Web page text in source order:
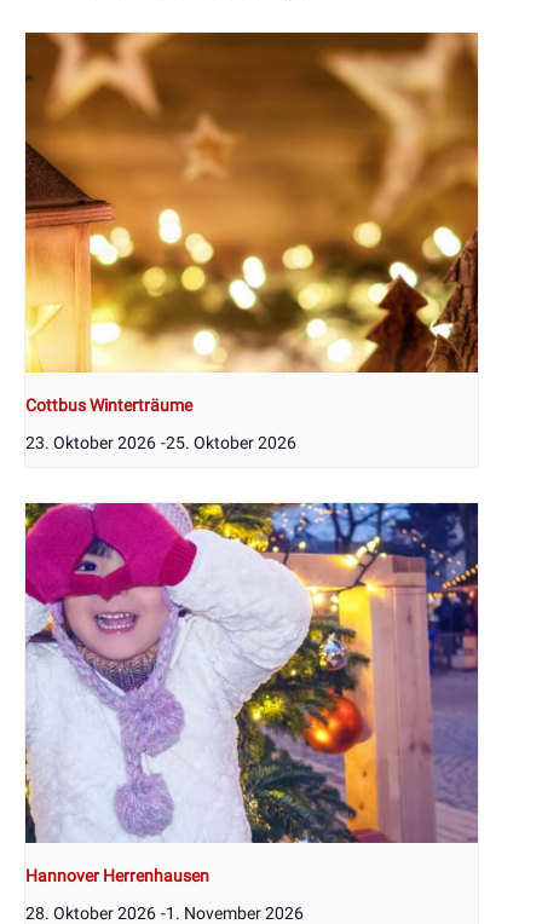
Cottbus Winterträume
23. Oktober 2026 -25. Oktober 2026
Hannover Herrenhausen
28. Oktober 2026 -1. November 2026